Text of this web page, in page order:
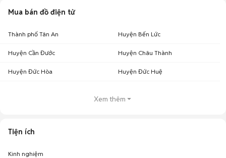
Mua bán đồ điện tử
Thành phố Tân An Huyện Bến Lức
Huyện Cần Đước Huyện Châu Thành
Huyện Đức Hòa Huyện Đức Huệ
Xem thêm
Tiện ích
Kinh nghiệm